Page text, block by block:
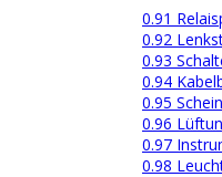
0.91
0.92
0.93
0.94
0.95
0.96
0.97
0.98